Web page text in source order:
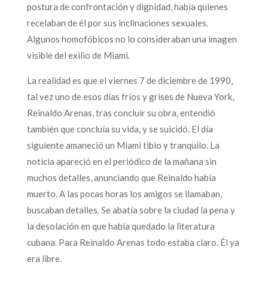
postura de confrontación y dignidad, había quienes
recelaban de él por sus inclinaciones sexuales.
Algunos homofóbicos no lo consideraban una imagen
visible del exilio de Miami.
La realidad es que el viernes 7 de diciembre de 1990,
tal vez uno de esos días fríos y grises de Nueva York,
Reinaldo Arenas, tras concluir su obra, entendió
también que concluía su vida, y se suicidó. El día
siguiente amaneció un Miami tibio y tranquilo. La
noticia apareció en el periódico de la mañana sin
muchos detalles, anunciando que Reinaldo había
muerto. A las pocas horas los amigos se llamaban,
buscaban detalles. Se abatía sobre la ciudad la pena y
la desolación en que había quedado la literatura
cubana. Para Reinaldo Arenas todo estaba claro. Él ya
era libre.